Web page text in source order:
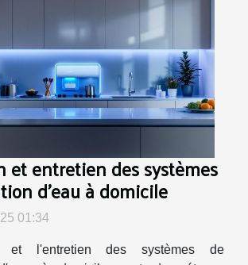
et entretien des systèmes
d'eau à domicile
01:34
et l'entretien des systèmes de